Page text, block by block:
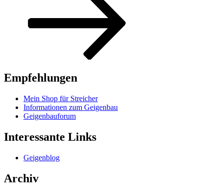
Empfehlungen
Mein Shop für Streicher
Informationen zum Geigenbau
Geigenbauforum
Interessante Links
Geigenblog
Archiv